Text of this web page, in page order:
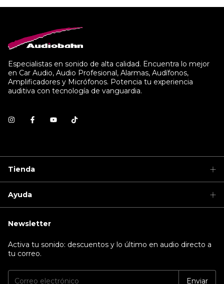
Especialistas en sonido de alta calidad. Encuentra lo mejor
en Car Audio, Audio Profesional, Alarmas, Audífonos,
Amplificadores y Micrófonos. Potencia tu experiencia
auditiva con tecnología de vanguardia.
Tienda
Ayuda
Newsletter
Activa tu sonido: descuentos y lo último en audio directo a
tu correo.